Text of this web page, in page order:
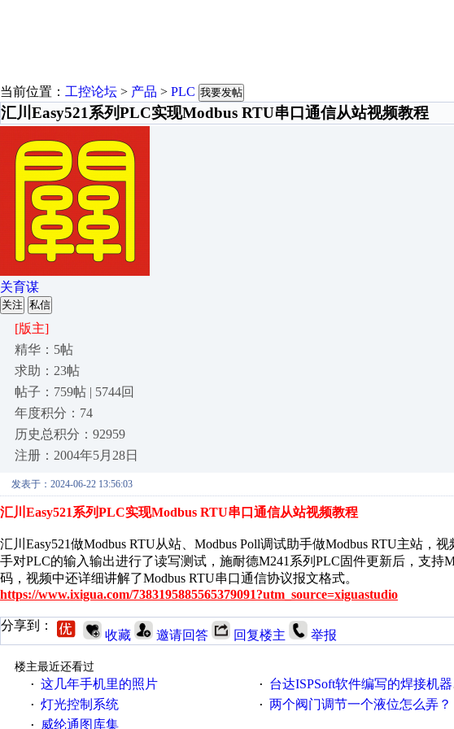
当前位置： 工控论坛 > 产品 > PLC 我要发帖
汇川Easy521系列PLC实现Modbus RTU串口通信从站视频教程
关育谋
关注 私信
[版主]
精华：5帖
求助：23帖
帖子：759帖 | 5744回
年度积分：74
历史总积分：92959
注册：2004年5月28日
发表于：2024-06-22 13:56:03
汇川Easy521系列PLC实现Modbus RTU串口通信从站视频教程
汇川Easy521做Modbus RTU从站、Modbus Poll调试助手做Modbus RTU主站，
手对PLC的输入输出进行了读写测试，施耐德M241系列PLC固件更新后，支持
码，视频中还详细讲解了Modbus RTU串口通信协议报文格式。
https://www.ixigua.com/7383195885565379091?utm_source=xiguastudio
分享到：
收藏 邀请回答 回复楼主 举报
楼主最近还看过
· 这几年手机里的照片 · 台达ISPSoft软件编写的焊接机器人程序
· 灯光控制系统 · 两个阀门调节一个液位怎么弄？
· 威纶通图库集